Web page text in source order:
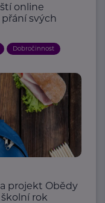
online
svých
Dobročinnost
projekt Obědy
rok